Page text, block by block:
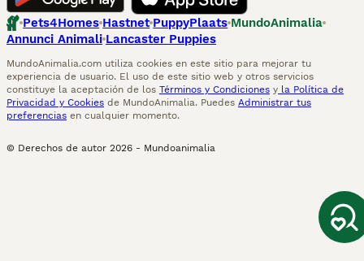
Pets4Homes Hastnet PuppyPlaats MundoAnimalia
Annunci Animali Lancaster Puppies
MundoAnimalia.com utiliza cookies en este sitio para mejorar tu
experiencia de usuario. El uso de este sitio web y otros servicios
constituye la aceptación de los Términos y Condiciones y la Política de
Privacidad y Cookies de MundoAnimalia. Puedes Administrar tus
preferencias en cualquier momento.
© Derechos de autor 2026 - Mundoanimalia